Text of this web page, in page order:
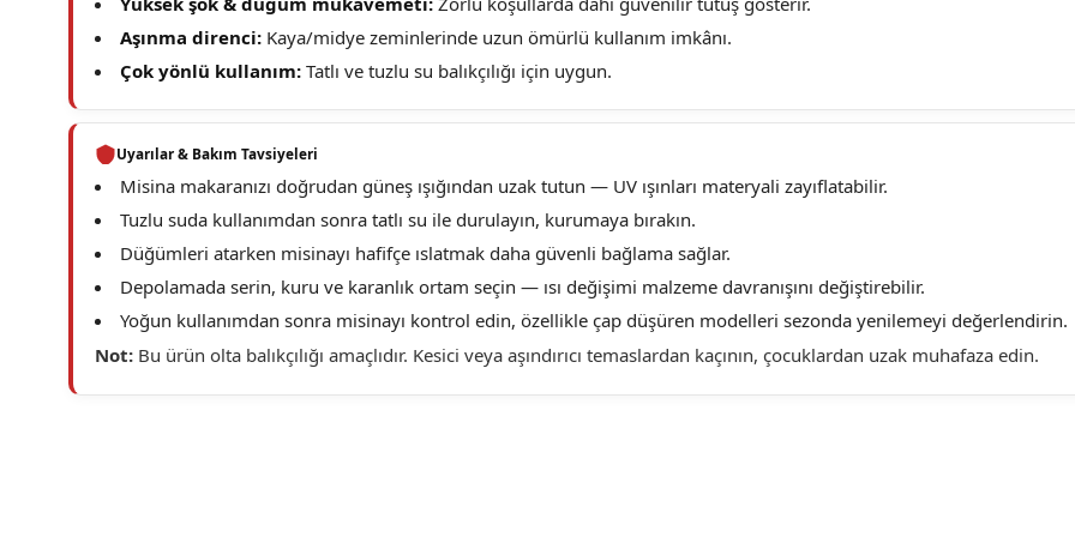
Aşınma direnci: Kaya/midye zeminlerinde uzun ömürlü kullanım imkânı.
Çok yönlü kullanım: Tatlı ve tuzlu su balıkçılığı için uygun.
Uyarılar & Bakım Tavsiyeleri
Misina makaranızı doğrudan güneş ışığından uzak tutun — UV ışınları materyali zayıflatabilir.
Tuzlu suda kullanımdan sonra tatlı su ile durulayın, kurumaya bırakın.
Düğümleri atarken misinayı hafifçe ıslatmak daha güvenli bağlama sağlar.
Depolamada serin, kuru ve karanlık ortam seçin — ısı değişimi malzeme davranışını değiştirebilir.
Yoğun kullanımdan sonra misinayı kontrol edin, özellikle çap düşüren modelleri sezonda yenilemeyi değerlendirin.
Not: Bu ürün olta balıkçılığı amaçlıdır. Kesici veya aşındırıcı temaslardan kaçının, çocuklardan uzak muhafaza edin.